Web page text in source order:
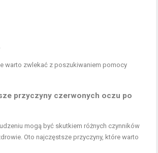
.
warto zwlekać z poszukiwaniem pomocy
przyczyny czerwonych oczu po
mogą być skutkiem różnych czynników
Oto najczęstsze przyczyny, które warto